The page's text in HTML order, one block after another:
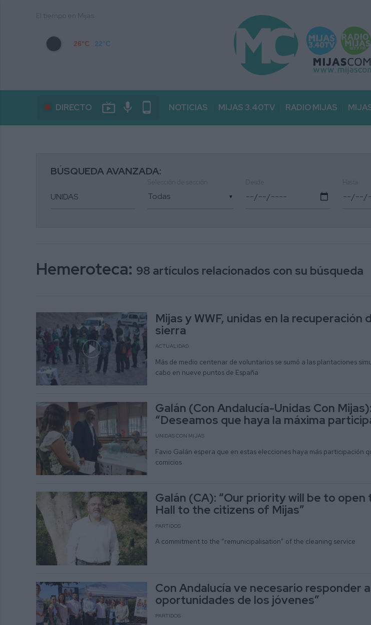
26°C 22°C
DIRECTO live_tv mic phone_android NOTICIAS MIJAS 3.40TV RADIO MIJAS
BÚSQUEDA AVANZADA:
▼
Hemeroteca: 98 artículos relacionados con su búsqueda
Mijas y WWF, unidas en la recuperación
sierra
ACTUALIDAD
Más de medio centenar de voluntarios se sumó a las plantaciones
cabo en nueve puntos de España
Galán (Con Andalucía-Unidas Con Mijas):
“Deseamos que haya la máxima
UNIDAS CON MIJAS
Favio Galán espera que en estas elecciones haya más participación
comicios
Galán (CA): “Our priority will be to open
Hall to the citizens of Mijas”
PARTIDOS
A commitment to the “remunicipalisation” of the cleaning service
Con Andalucía ve necesario responder
oportunidades de los jóvenes”
PARTIDOS